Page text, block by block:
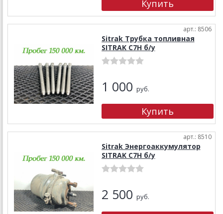
арт.: 8506
Sitrak Трубка топливная
SITRAK C7H б/у
1 000 руб.
арт.: 8510
Sitrak Энергоаккумулятор
SITRAK C7H б/у
2 500 руб.